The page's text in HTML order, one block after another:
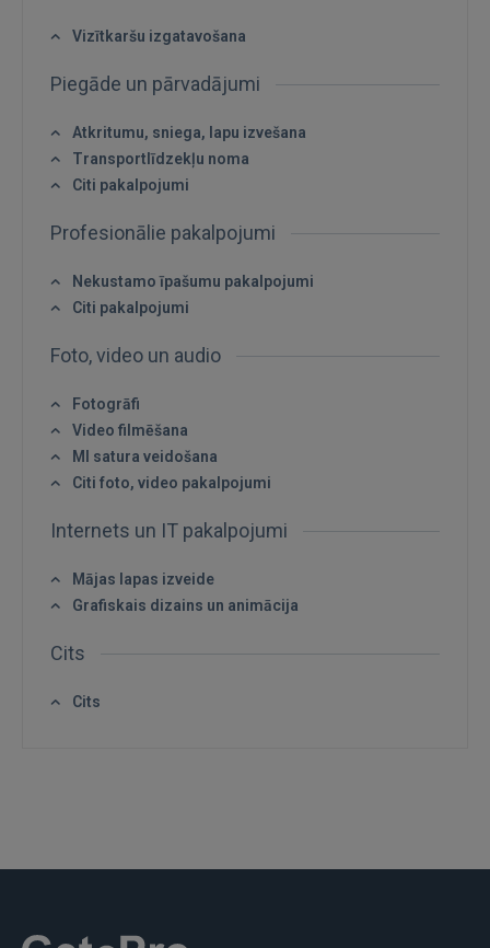
Vizītkaršu izgatavošana
Piegāde un pārvadājumi
Atkritumu, sniega, lapu izvešana
Transportlīdzekļu noma
Citi pakalpojumi
Profesionālie pakalpojumi
Nekustamo īpašumu pakalpojumi
Citi pakalpojumi
Foto, video un audio
Fotogrāfi
Video filmēšana
MI satura veidošana
Citi foto, video pakalpojumi
Internets un IT pakalpojumi
Mājas lapas izveide
Grafiskais dizains un animācija
Cits
Cits